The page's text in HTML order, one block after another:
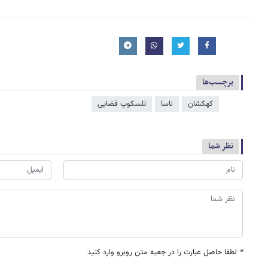
برچسب‌ها
کهکشان ناسا تلسکوپ فضایی
نظر شما
* لطفا حاصل عبارت را در جعبه متن روبرو وارد کنید